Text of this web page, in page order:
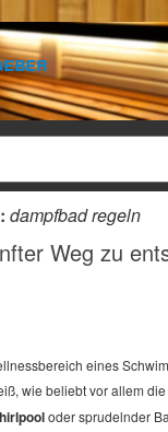
dampfbad regeln
Weg zu
eines
wie beliebt vor allem die
oder sprudelnder